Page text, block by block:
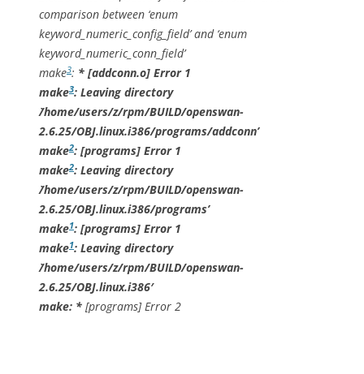
comparison between ‘enum
keyword_numeric_config_field’ and ‘enum
keyword_numeric_conn_field’
make3: * [addconn.o] Error 1
make3: Leaving directory
`/home/users/z/rpm/BUILD/openswan-
2.6.25/OBJ.linux.i386/programs/addconn’
make2: [programs] Error 1
make2: Leaving directory
`/home/users/z/rpm/BUILD/openswan-
2.6.25/OBJ.linux.i386/programs’
make1: [programs] Error 1
make1: Leaving directory
`/home/users/z/rpm/BUILD/openswan-
2.6.25/OBJ.linux.i386′
make: * [programs] Error 2